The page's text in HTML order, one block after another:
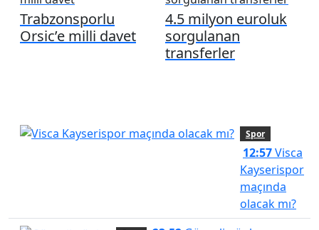
Trabzonsporlu
Orsic’e milli davet
4.5 milyon euroluk
sorgulanan
transferler
Spor
12:57Visca
Kayserispor
maçında
olacak mı?